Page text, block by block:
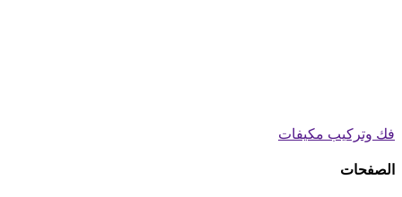
فك وتركيب مكيفات
الصفحات